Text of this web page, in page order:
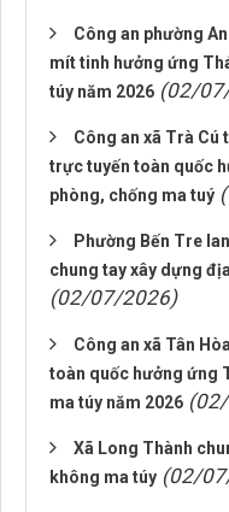
Công an phường
mít tinh hưởng ứng
túy năm 2026 (02/
Công an xã Trà Cú
trực tuyến toàn quốc
phòng, chống ma tuý
Phường Bến Tre
chung tay xây dựng
(02/07/2026)
Công an xã Tân
toàn quốc hưởng ứng
ma túy năm 2026
Xã Long Thành
không ma túy (02/